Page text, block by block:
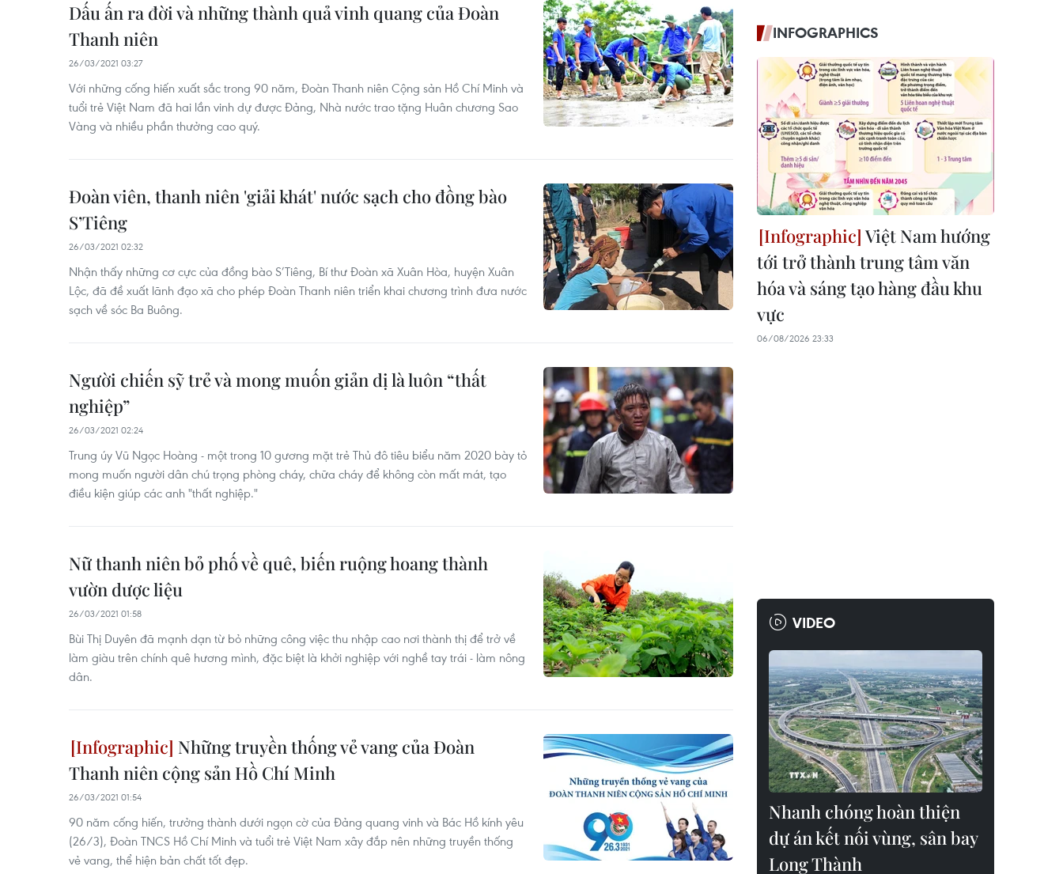
Dấu ấn ra đời và những thành quả vinh quang của Đoàn
Thanh niên
26/03/2021 03:27
Với những cống hiến xuất sắc trong 90 năm, Đoàn Thanh niên Cộng sản Hồ Chí Minh và
tuổi trẻ Việt Nam đã hai lần vinh dự được Đảng, Nhà nước trao tặng Huân chương Sao
Vàng và nhiều phần thưởng cao quý.
Đoàn viên, thanh niên 'giải khát' nước sạch cho đồng bào
S’Tiêng
26/03/2021 02:32
Nhận thấy những cơ cực của đồng bào S’Tiêng, Bí thư Đoàn xã Xuân Hòa, huyện Xuân
Lộc, đã đề xuất lãnh đạo xã cho phép Đoàn Thanh niên triển khai chương trình đưa nước
sạch về sóc Ba Buông.
Người chiến sỹ trẻ và mong muốn giản dị là luôn “thất
nghiệp”
26/03/2021 02:24
Trung úy Vũ Ngọc Hoàng - một trong 10 gương mặt trẻ Thủ đô tiêu biểu năm 2020 bày tỏ
mong muốn người dân chú trọng phòng cháy, chữa cháy để không còn mất mát, tạo
điều kiện giúp các anh "thất nghiệp."
Nữ thanh niên bỏ phố về quê, biến ruộng hoang thành
vườn dược liệu
26/03/2021 01:58
Bùi Thị Duyên đã mạnh dạn từ bỏ những công việc thu nhập cao nơi thành thị để trở về
làm giàu trên chính quê hương mình, đặc biệt là khởi nghiệp với nghề tay trái - làm nông
dân.
Những truyền thống vẻ vang của Đoàn
Thanh niên cộng sản Hồ Chí Minh
26/03/2021 01:54
90 năm cống hiến, trưởng thành dưới ngọn cờ của Đảng quang vinh và Bác Hồ kính yêu
(26/3), Đoàn TNCS Hồ Chí Minh và tuổi trẻ Việt Nam xây đắp nên những truyền thống
vẻ vang, thể hiện bản chất tốt đẹp.
INFOGRAPHICS
Việt Nam hướng
tới trở thành trung tâm văn
hóa và sáng tạo hàng đầu khu
vực
06/08/2026 23:33
VIDEO
Nhanh chóng hoàn thiện
dự án kết nối vùng, sân bay
Long Thành